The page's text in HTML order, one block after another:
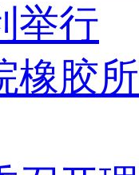
举行
橡胶